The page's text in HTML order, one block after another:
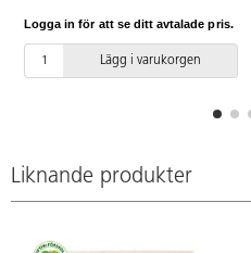
Logga in för att se ditt avtalade pris.
Lägg i varukorgen
Liknande produkter